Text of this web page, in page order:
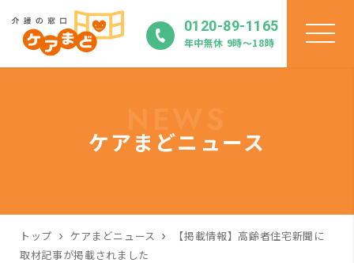
0120-89-1165
年中無休 9時〜18時
ケアまどニュース
トップ ケアまどニュース
【掲載情報】高齢者住宅新聞に
取材記事が掲載されました